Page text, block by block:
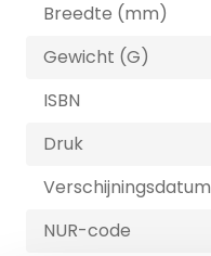
Breedte (mm)
Gewicht (G)
ISBN
Druk
Verschijningsdatum
NUR-code